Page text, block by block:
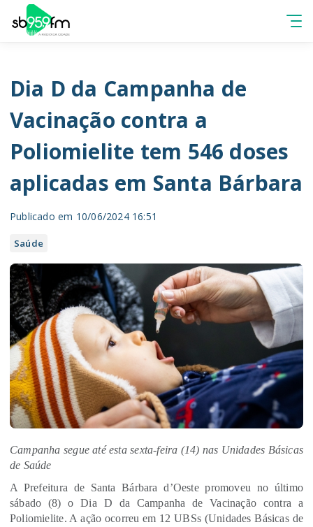
Dia D da Campanha de
Vacinação contra a
Poliomielite tem 546 doses
aplicadas em Santa Bárbara
Publicado em 10/06/2024 16:51
Saúde
Campanha segue até esta sexta-feira (14) nas Unidades Básicas
de Saúde
A Prefeitura de Santa Bárbara d’Oeste promoveu no último
sábado (8) o Dia D da Campanha de Vacinação contra a
Poliomielite. A ação ocorreu em 12 UBSs (Unidades Básicas de